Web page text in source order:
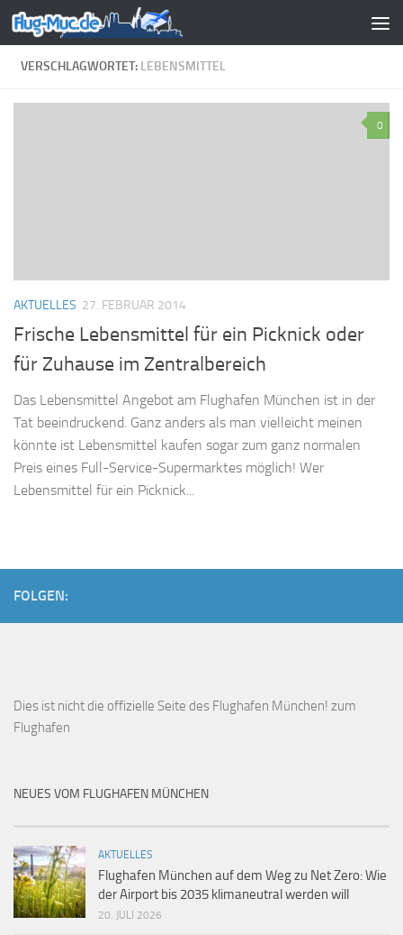
Zum Inhalt springen
VERSCHLAGWORTET: LEBENSMITTEL
0
AKTUELLES 27. FEBRUAR 2014
Frische Lebensmittel für ein Picknick oder
für Zuhause im Zentralbereich
Das Lebensmittel Angebot am Flughafen München ist in der
Tat beeindruckend. Ganz anders als man vielleicht meinen
könnte ist Lebensmittel kaufen sogar zum ganz normalen
Preis eines Full-Service-Supermarktes möglich! Wer
Lebensmittel für ein Picknick...
FOLGEN:
Dies ist nicht die offizielle Seite des Flughafen München! zum
Flughafen
NEUES VOM FLUGHAFEN MÜNCHEN
AKTUELLES
Flughafen München auf dem Weg zu Net Zero: Wie
der Airport bis 2035 klimaneutral werden will
20. JULI 2026